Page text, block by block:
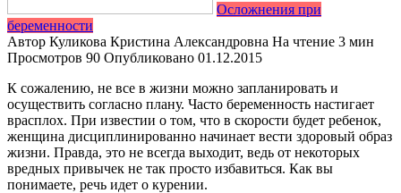
Осложнения при
беременности
Автор Куликова Кристина Александровна На чтение 3 мин
Просмотров 90 Опубликовано 01.12.2015
К сожалению, не все в жизни можно запланировать и
осуществить согласно плану. Часто беременность настигает
врасплох. При известии о том, что в скорости будет ребенок,
женщина дисциплинированно начинает вести здоровый образ
жизни. Правда, это не всегда выходит, ведь от некоторых
вредных привычек не так просто избавиться. Как вы
понимаете, речь идет о курении.